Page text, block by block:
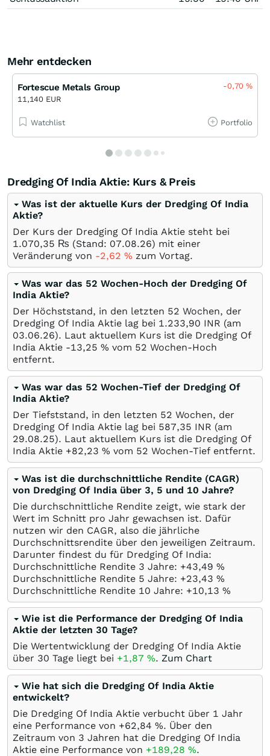
Mehr entdecken
Fortescue Metals Group
11,140 EUR
-0,70%
Watchlist Portfolio
Dredging Of India Aktie: Kurs & Preis
Was ist der aktuelle Kurs der Dredging Of India
Aktie?
Der Kurs der Dredging Of India Aktie steht bei
1.070,35 ₨ (Stand: 07.08.26) mit einer
Veränderung von -2,62 % zum Vortag.
Was war das 52 Wochen-Hoch der Dredging Of
India Aktie?
Der Höchststand, in den letzten 52 Wochen, der
Dredging Of India Aktie lag bei 1.233,90 INR (am
03.06.26). Laut aktuellem Kurs ist die Dredging Of
India Aktie -13,25 % vom 52 Wochen-Hoch
entfernt.
Was war das 52 Wochen-Tief der Dredging Of
India Aktie?
Der Tiefststand, in den letzten 52 Wochen, der
Dredging Of India Aktie lag bei 587,35 INR (am
29.08.25). Laut aktuellem Kurs ist die Dredging Of
India Aktie +82,23 % vom 52 Wochen-Tief entfernt.
Was ist die durchschnittliche Rendite (CAGR)
von Dredging Of India über 3, 5 und 10 Jahre?
Die durchschnittliche Rendite zeigt, wie stark der
Wert im Schnitt pro Jahr gewachsen ist. Dafür
nutzen wir den CAGR, also die jährliche
Durchschnittsrendite über den jeweiligen Zeitraum.
Darunter findest du für Dredging Of India:
Durchschnittliche Rendite 3 Jahre: +43,49 %
Durchschnittliche Rendite 5 Jahre: +23,43 %
Durchschnittliche Rendite 10 Jahre: +10,13 %
Wie ist die Performance der Dredging Of India
Aktie der letzten 30 Tage?
Die Wertentwicklung der Dredging Of India Aktie
über 30 Tage liegt bei +1,87 %. Zum Chart
Wie hat sich die Dredging Of India Aktie
entwickelt?
Die Dredging Of India Aktie verbucht über 1 Jahr
eine Performance von +62,84 %. Über den
Zeitraum von 3 Jahren hat die Dredging Of India
Aktie eine Performance von +189,28 %.